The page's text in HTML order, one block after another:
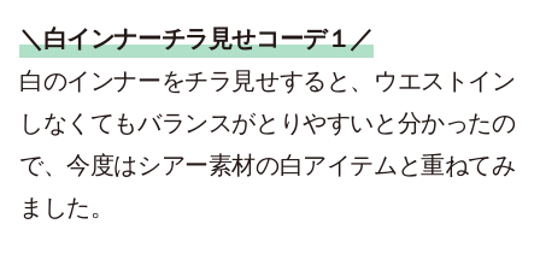
＼白インナーチラ見せコーデ１／
白のインナーをチラ見せすると、ウエストイン
しなくてもバランスがとりやすいと分かったの
で、今度はシアー素材の白アイテムと重ねてみ
ました。